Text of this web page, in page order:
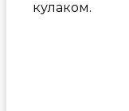
кулаком.